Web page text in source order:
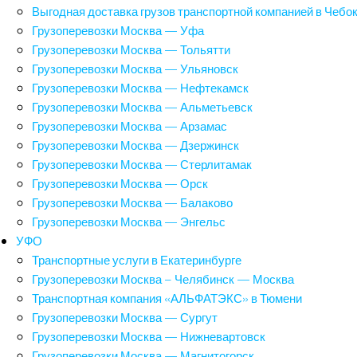
Выгодная доставка грузов транспортной компанией в
Грузоперевозки Москва — Уфа
Грузоперевозки Москва — Тольятти
Грузоперевозки Москва — Ульяновск
Грузоперевозки Москва — Нефтекамск
Грузоперевозки Москва — Альметьевск
Грузоперевозки Москва — Арзамас
Грузоперевозки Москва — Дзержинск
Грузоперевозки Москва — Стерлитамак
Грузоперевозки Москва — Орск
Грузоперевозки Москва — Балаково
Грузоперевозки Москва — Энгельс
УФО
Транспортные услуги в Екатеринбурге
Грузоперевозки Москва – Челябинск — Москва
Транспортная компания «АЛЬФАТЭКС» в Тюмени
Грузоперевозки Москва — Сургут
Грузоперевозки Москва — Нижневартовск